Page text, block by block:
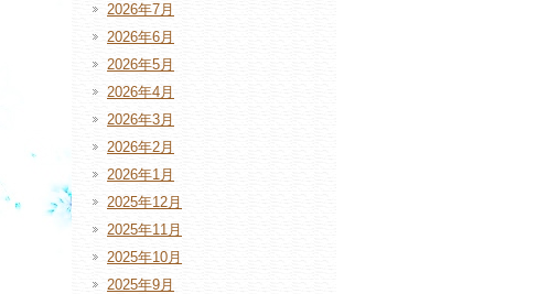
2026年7月
2026年6月
2026年5月
2026年4月
2026年3月
2026年2月
2026年1月
2025年12月
2025年11月
2025年10月
2025年9月